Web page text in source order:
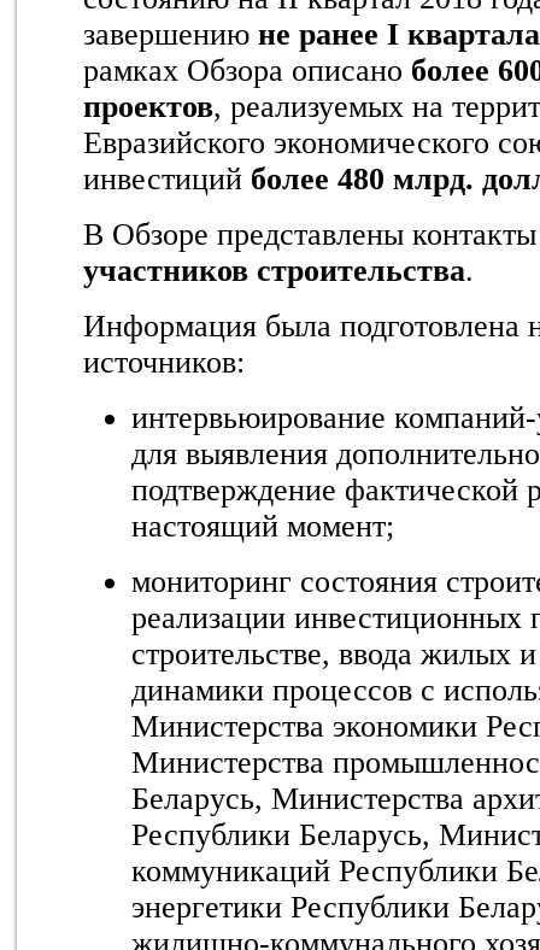
завершению не ранее I
рамках Обзора описано более
проектов, реализуемых на
Евразийского экономического
инвестиций более 480 млрд.
В Обзоре представлены
участников строительства.
Информация была подготовлена
источников:
интервьюирование компаний-
для выявления
подтверждение фактической
настоящий момент;
мониторинг состояния
реализации инвестиционных
строительстве, ввода жилых
динамики процессов с
Министерства экономики
Министерства
Беларусь, Министерства
Республики Беларусь,
коммуникаций Республики
энергетики Республики